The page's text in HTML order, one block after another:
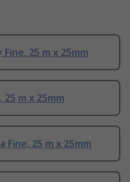
Fine, 25 m x 25mm
25 m x 25mm
Fine, 25 m x 25mm